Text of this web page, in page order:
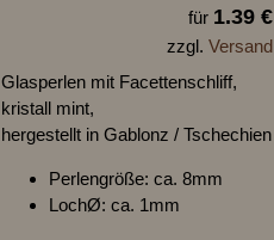
für 1.39 €
zzgl. Versand
Glasperlen mit Facettenschliff,
kristall mint,
hergestellt in Gablonz / Tschechien
Perlengröße: ca. 8mm
LochØ: ca. 1mm